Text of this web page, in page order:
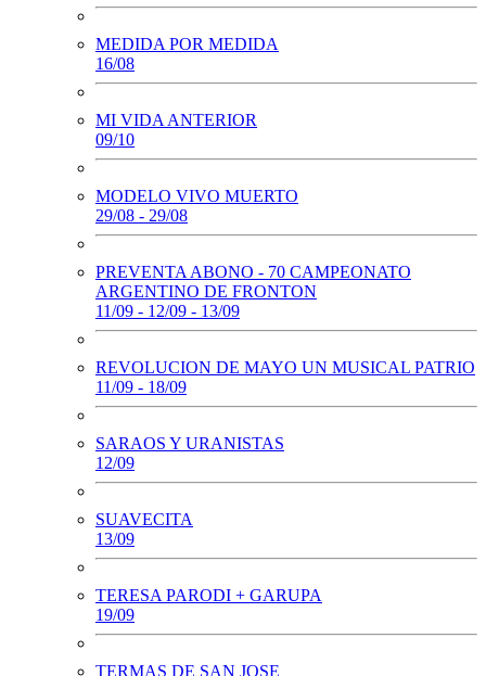
MEDIDA POR MEDIDA
16/08
MI VIDA ANTERIOR
09/10
MODELO VIVO MUERTO
29/08 - 29/08
PREVENTA ABONO - 70 CAMPEONATO
ARGENTINO DE FRONTON
11/09 - 12/09 - 13/09
REVOLUCION DE MAYO UN MUSICAL PATRIO
11/09 - 18/09
SARAOS Y URANISTAS
12/09
SUAVECITA
13/09
TERESA PARODI + GARUPA
19/09
TERMAS DE SAN JOSE